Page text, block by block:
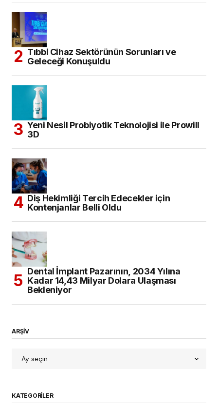
Tıbbi Cihaz Sektörünün Sorunları ve
Geleceği Konuşuldu
Yeni Nesil Probiyotik Teknolojisi ile Prowill
3D
Diş Hekimliği Tercih Edecekler için
Kontenjanlar Belli Oldu
Dental İmplant Pazarının, 2034 Yılına
Kadar 14,43 Milyar Dolara Ulaşması
Bekleniyor
ARŞİV
KATEGORILER